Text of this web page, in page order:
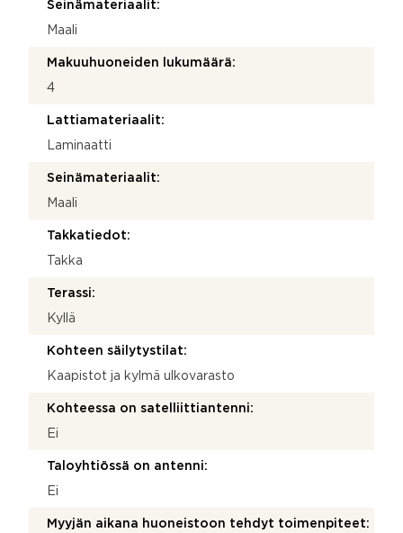
Seinämateriaalit:
Maali
Makuuhuoneiden lukumäärä:
4
Lattiamateriaalit:
Laminaatti
Seinämateriaalit:
Maali
Takkatiedot:
Takka
Terassi:
Kyllä
Kohteen säilytystilat:
Kaapistot ja kylmä ulkovarasto
Kohteessa on satelliittiantenni:
Ei
Taloyhtiössä on antenni:
Ei
Myyjän aikana huoneistoon tehdyt toimenpiteet: